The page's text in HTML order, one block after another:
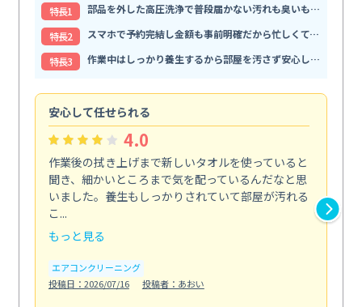
特⻑1
部品を外した高圧洗浄で普段届かない汚れも臭いもすっきり解消
特⻑2
スマホで予約完結し金額も事前明確だから忙しくても頼みやすい
特⻑3
作業中はしっかり養生するから部屋を汚さず安心して任せられる
安心して任せられる
4.0
作業後の拭き上げまで新しいタオルを使っていると
聞き、細かいところまで気を配っているんだなと思
いました。養生もしっかりされていて部屋が汚れる
こ...
もっと見る
エアコンクリーニング
投稿日：2026/07/16
投稿者：あおい